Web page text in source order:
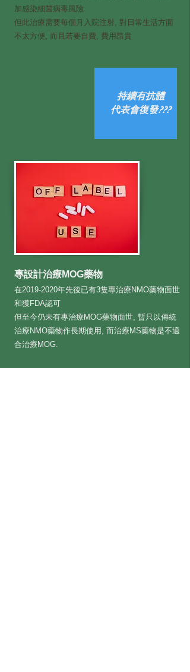
加感染細菌病毒風險
但此治療需要每個月入院注射, 對日常生活方面
不太方便, 而且若要自費, 費用昂貴
持續有抗體
​代表會復發???
專設計治療MOG藥物
在2019-2020年先後已有3隻專治療NMO藥物面世
和獲FDA認可
但至今仍未有專治療MOG藥物面世, 暫只以傳統
治療NMO藥物作長期使用, 而治療MS藥物是不適
合治療MOG.